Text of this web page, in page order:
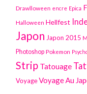
Drawlloween encre Epica
Halloween Hellfest
Japon Japon 2015
Photoshop Pokemon
Strip Tatouage
Voyage Voyage Au